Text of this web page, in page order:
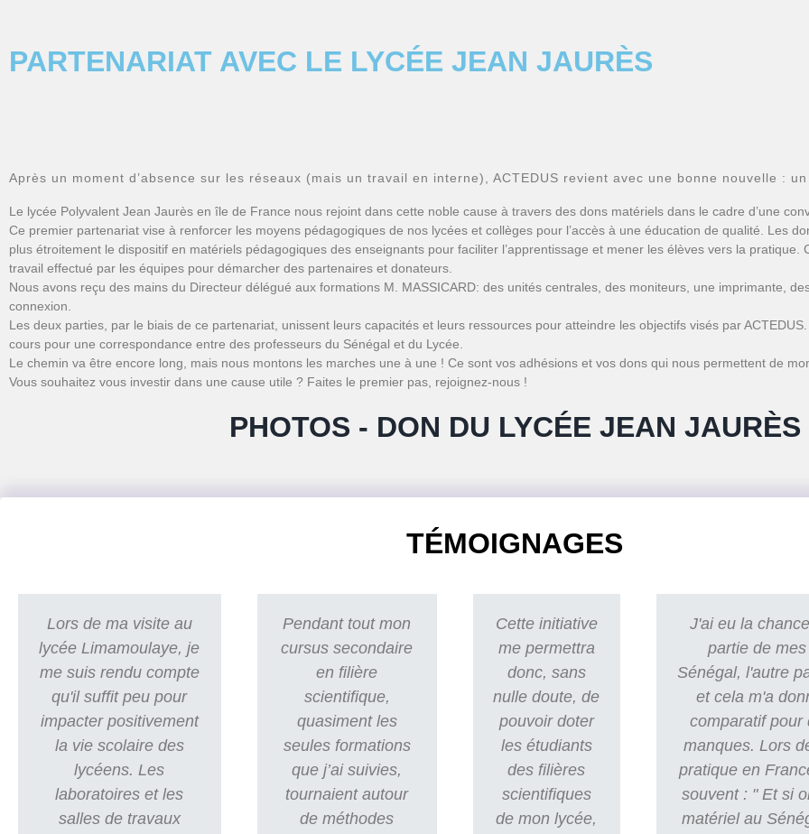
PARTENARIAT AVEC LE LYCÉE JEAN JAURÈS
Après un moment d’absence sur les réseaux (mais un travail en interne), ACTEDUS revient avec une bonne nouvelle :
Le lycée Polyvalent Jean Jaurès en île de France nous rejoint dans cette noble cause à travers des dons matériels dans le cadre d’une
Ce premier partenariat vise à renforcer les moyens pédagogiques de nos lycées et collèges pour l’accès à une éducation de qualité. Les
plus étroitement le dispositif en matériels pédagogiques des enseignants pour faciliter l’apprentissage et mener les élèves vers la pratique.
travail effectué par les équipes pour démarcher des partenaires et donateurs.
Nous avons reçu des mains du Directeur délégué aux formations M. MASSICARD: des unités centrales, des moniteurs, une imprimante,
connexion.
Les deux parties, par le biais de ce partenariat, unissent leurs capacités et leurs ressources pour atteindre les objectifs visés par
cours pour une correspondance entre des professeurs du Sénégal et du Lycée.
Le chemin va être encore long, mais nous montons les marches une à une ! Ce sont vos adhésions et vos dons qui nous permettent de
Vous souhaitez vous investir dans une cause utile ? Faites le premier pas, rejoignez-nous !
PHOTOS - DON DU LYCÉE JEAN JAURÈS
TÉMOIGNAGES
Lors de ma visite au
lycée Limamoulaye, je
me suis rendu compte
qu'il suffit peu pour
impacter positivement
la vie scolaire des
lycéens. Les
laboratoires et les
salles de travaux
Pendant tout mon
cursus secondaire
en filière
scientifique,
quasiment les
seules formations
que j’ai suivies,
tournaient autour
de méthodes
Cette initiative
me permettra
donc, sans
nulle doute, de
pouvoir doter
les étudiants
des filières
scientifiques
de mon lycée,
J'ai eu la
partie de
Sénégal, l'autre
et cela m'a
comparatif pour
manques. Lors
pratique en
souvent : " Et si
matériel au